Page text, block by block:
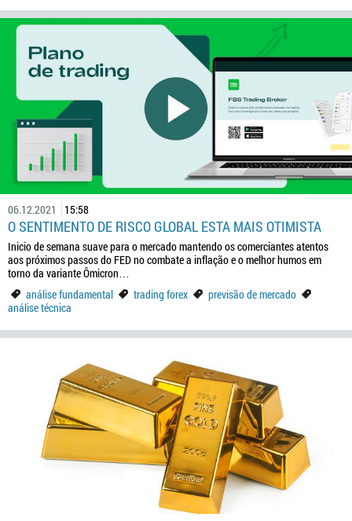
06.12.2021 15:58
O SENTIMENTO DE RISCO GLOBAL ESTA MAIS OTIMISTA
Inicio de semana suave para o mercado mantendo os comerciantes atentos
aos próximos passos do FED no combate a inflação e o melhor humos em
torno da variante Ômicron…
análise fundamental
trading forex
previsão de mercado
análise técnica